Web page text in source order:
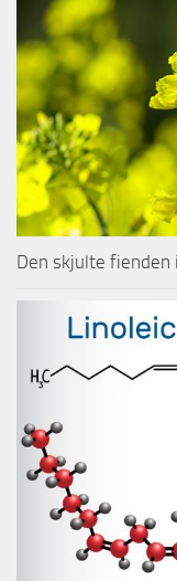
Den skjulte